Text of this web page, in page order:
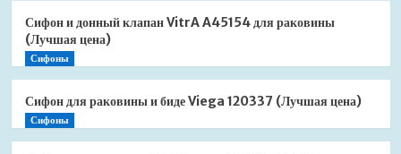
Сифон и донный клапан VitrA A45154 для раковины
(Лучшая цена)
Сифоны
Сифон для раковины и биде Viega 120337 (Лучшая цена)
Сифоны